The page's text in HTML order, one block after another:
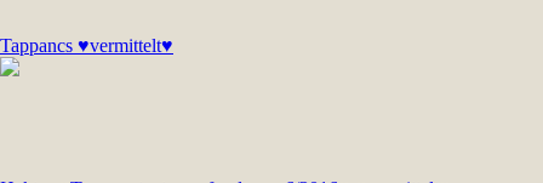
Tappancs ♥vermittelt♥